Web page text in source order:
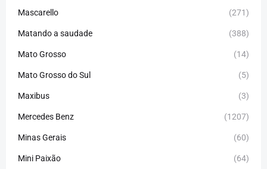
Mascarello (271)
Matando a saudade (388)
Mato Grosso (14)
Mato Grosso do Sul (5)
Maxibus (3)
Mercedes Benz (1207)
Minas Gerais (60)
Mini Paixão (64)